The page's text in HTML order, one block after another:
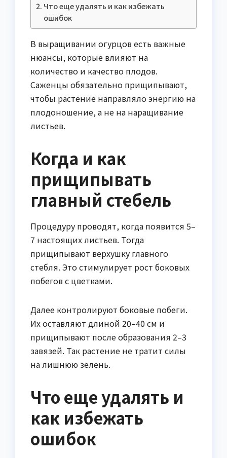
Что еще удалять и как избежать
ошибок
В выращивании огурцов есть важные
нюансы, которые влияют на
количество и качество плодов.
Саженцы обязательно прищипывают,
чтобы растение направляло энергию на
плодоношение, а не на наращивание
листьев.
Когда и как
прищипывать
главный стебель
Процедуру проводят, когда появится 5–
7 настоящих листьев. Тогда
прищипывают верхушку главного
стебля. Это стимулирует рост боковых
побегов с цветками.
Далее контролируют боковые побеги.
Их оставляют длиной 20–40 см и
прищипывают после образования 2–3
завязей. Так растение не тратит силы
на лишнюю зелень.
Что еще удалять и
как избежать
ошибок